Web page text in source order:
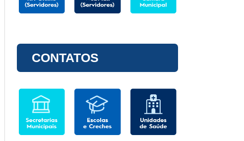
CONTATOS